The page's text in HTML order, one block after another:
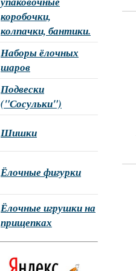
коробочки,
колпачки, бантики.
Наборы ёлочных
шаров
Подвески
("Сосульки")
Шишки
Ёлочные фигурки
Ёлочные игрушки на
прищепках